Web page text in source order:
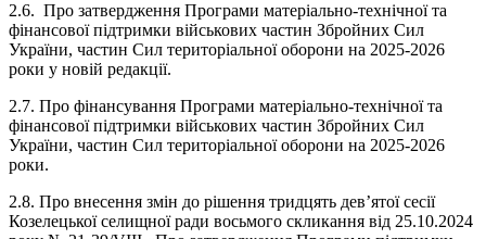
2.6. Про затвердження Програми матеріально-технічної та
фінансової підтримки військових частин Збройних Сил
України, частин Сил територіальної оборони на 2025-2026
роки у новій редакції.
2.7. Про фінансування Програми матеріально-технічної та
фінансової підтримки військових частин Збройних Сил
України, частин Сил територіальної оборони на 2025-2026
роки.
2.8. Про внесення змін до рішення тридцять дев’ятої сесії
Козелецької селищної ради восьмого скликання від 25.10.2024